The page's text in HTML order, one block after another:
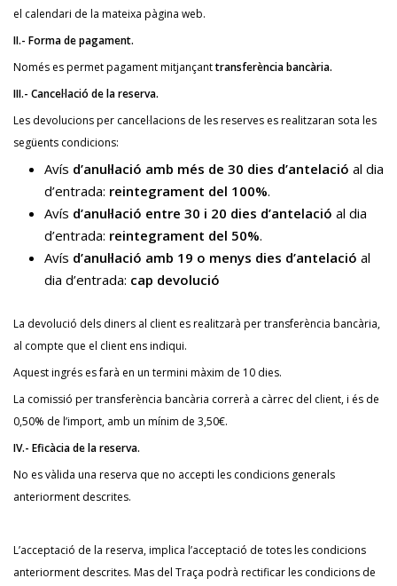
el calendari de la mateixa pàgina web.
II.- Forma de pagament.
Només es permet pagament mitjançanttransferència bancària.
III.- Cancel·lació de la reserva.
Les devolucions per cancel·lacions de les reserves es realitzaran sota les
següents condicions:
Avís d’anul·lació amb més de 30 dies d’antelació al dia
d’entrada: reintegrament del 100%.
Avís d’anul·lació entre 30 i 20 dies d’antelació al dia
d’entrada: reintegrament del 50%.
Avís d’anul·lació amb 19 o menys dies d’antelació al
dia d’entrada: cap devolució
La devolució dels diners al client es realitzarà per transferència bancària,
al compte que el client ens indiqui.
Aquest ingrés es farà en un termini màxim de 10 dies.
La comissió per transferència bancària correrà a càrrec del client, i és de
0,50% de l’import, amb un mínim de 3,50€.
IV.- Eficàcia de la reserva.
No es vàlida una reserva que no accepti les condicions generals
anteriorment descrites.
L’acceptació de la reserva, implica l’acceptació de totes les condicions
anteriorment descrites. Mas del Traça podrà rectificar les condicions de